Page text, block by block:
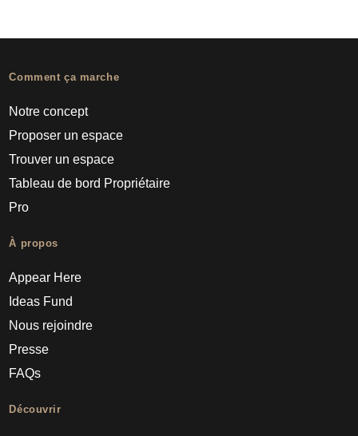
Comment ça marche
Notre concept
Proposer un espace
Trouver un espace
Tableau de bord Propriétaire
Pro
À propos
Appear Here
Ideas Fund
Nous rejoindre
Presse
FAQs
Découvrir